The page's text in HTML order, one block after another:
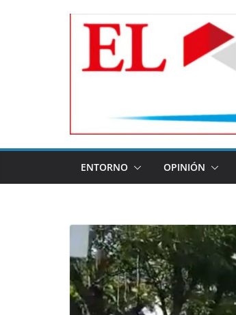
ENTORNO OPINIÓN